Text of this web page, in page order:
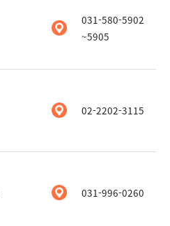
031-580-5902
~5905
02-2202-3115
031-996-0260